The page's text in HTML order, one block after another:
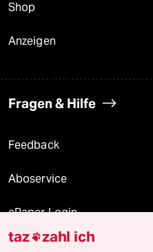
Shop
Anzeigen
Fragen & Hilfe
Feedback
Aboservice
ePaper Login
Downloads für Abonnierende
taz zahl ich